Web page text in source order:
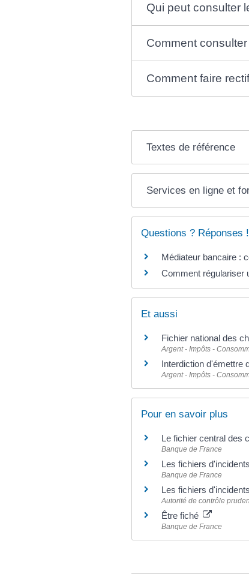
Qui peut consulter
Comment
Comment faire
Textes de référence
Services en ligne et
Questions ? Réponses !
Médiateur bancaire :
Comment régulariser
Et aussi
Fichier national des
Argent - Impôts -
Interdiction d'émettre
Argent - Impôts -
Pour en savoir plus
Le fichier central des
Banque de France
Les fichiers
Banque de France
Les fichiers
Autorité de contrôle
Être fiché
Banque de France